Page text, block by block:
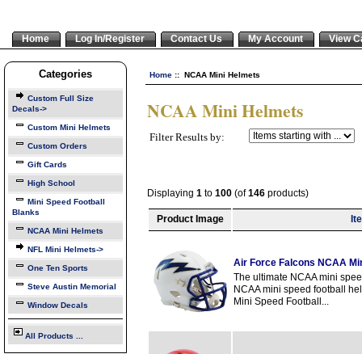
Home Log In/Register Contact Us My Account View
Categories
Custom Full Size
Decals->
Custom Mini Helmets
Custom Orders
Gift Cards
High School
Mini Speed Football
Blanks
NCAA Mini Helmets
NFL Mini Helmets->
One Ten Sports
Steve Austin Memorial
Window Decals
All Products ...
Home:: NCAA Mini Helmets
NCAA Mini Helmets
Filter Results by:
Displaying 1 to 100 (of146 products)
Product Image
Air Force Falcons NCAA
The ultimate NCAA mini
NCAA mini speed football
Mini Speed Football...